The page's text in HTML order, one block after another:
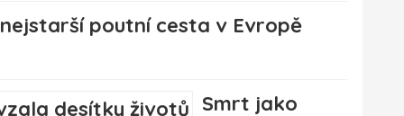
poutní cesta v Evropě
Smrt jako